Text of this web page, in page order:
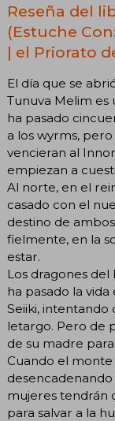
Reseña del
(Estuche
| el Priorato
El día que se
Tunuva Melim es
ha pasado
a los wyrms,
vencieran al
empiezan a
Al norte, en el
casado con el
destino de ambos
fielmente, en la
estar.
Los dragones del
ha pasado la
Seiiki, intentando
letargo. Pero de
de su madre
Cuando el
mujeres tendrán
para salvar a la